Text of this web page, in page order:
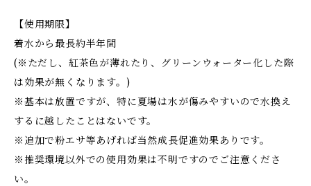
【使用期限】
着水から最長約半年間
(※ただし、紅茶色が薄れたり、グリーンウォーター化した際
は効果が無くなります。)
※基本は放置ですが、特に夏場は水が傷みやすいので水換え
するに越したことはないです。
※追加で粉エサ等あげれば当然成長促進効果ありです。
※推奨環境以外での使用効果は不明ですのでご注意くださ
い。